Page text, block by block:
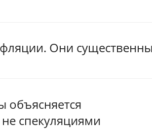
Они существенны
объясняется
спекуляциями